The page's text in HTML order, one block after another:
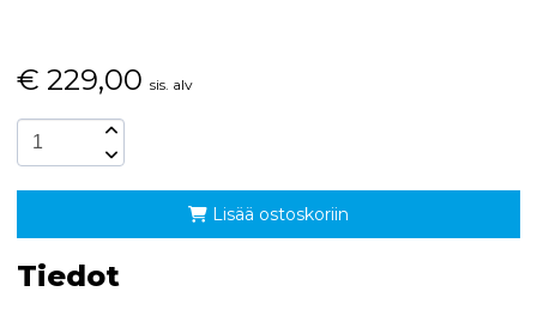
€ 229,00 sis. alv
Lisää ostoskoriin
Tiedot